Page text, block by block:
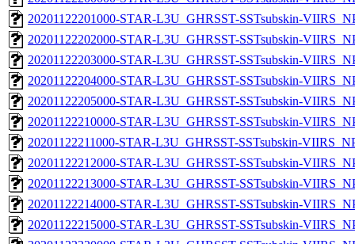
20201122201000-STAR-L3U_GHRSST-SSTsubskin-
20201122202000-STAR-L3U_GHRSST-SSTsubskin-
20201122203000-STAR-L3U_GHRSST-SSTsubskin-
20201122204000-STAR-L3U_GHRSST-SSTsubskin-
20201122205000-STAR-L3U_GHRSST-SSTsubskin-
20201122210000-STAR-L3U_GHRSST-SSTsubskin-
20201122211000-STAR-L3U_GHRSST-SSTsubskin-
20201122212000-STAR-L3U_GHRSST-SSTsubskin-
20201122213000-STAR-L3U_GHRSST-SSTsubskin-
20201122214000-STAR-L3U_GHRSST-SSTsubskin-
20201122215000-STAR-L3U_GHRSST-SSTsubskin-